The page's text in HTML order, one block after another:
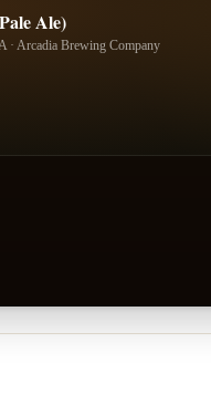
Ale)
· Arcadia Brewing Company